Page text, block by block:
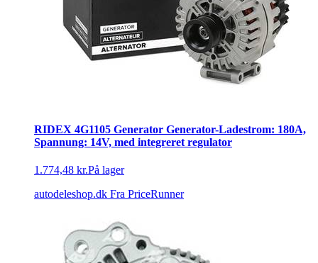
RIDEX 4G1105 Generator Generator-Ladestrom: 180A,
Spannung: 14V, med integreret regulator
1.774,48 kr.På lager
autodeleshop.dk Fra PriceRunner